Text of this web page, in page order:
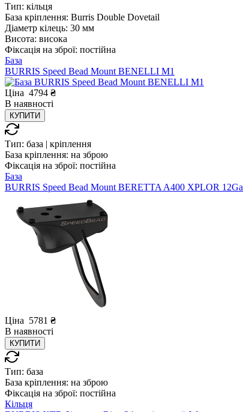
Тип: кільця
База кріплення: Burris Double Dovetail
Діаметр кілець: 30 мм
Висота: висока
Фіксація на зброї: постійна
База
BURRIS Speed Bead Mount BENELLI M1
Ціна 4794 ₴
В наявності
КУПИТИ
Тип: база | кріплення
База кріплення: на зброю
Фіксація на зброї: постійна
База
BURRIS Speed Bead Mount BERETTA A400 XPLOR 12Ga
Ціна 5781 ₴
В наявності
КУПИТИ
Тип: база
База кріплення: на зброю
Фіксація на зброї: постійна
Кільця